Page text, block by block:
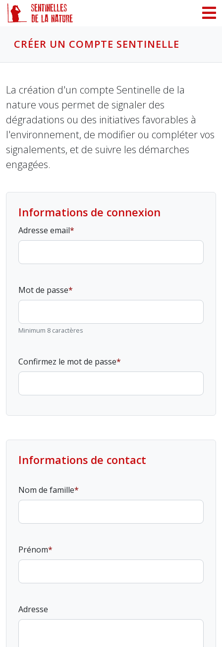
CRÉER UN COMPTE SENTINELLE
La création d'un compte Sentinelle de la
nature vous permet de signaler des
dégradations ou des initiatives favorables à
l'environnement, de modifier ou compléter vos
signalements, et de suivre les démarches
engagées.
Informations de connexion
Adresse email
Mot de passe
Minimum 8 caractères
Confirmez le mot de passe
Informations de contact
Nom de famille
Prénom
Adresse
Panneau de gestion des cookies